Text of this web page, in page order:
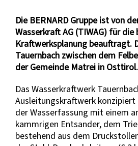
Die BERNARD Gruppe ist von
Wasserkraft AG (TIWAG) für die
Kraftwerksplanung beauftragt.
Tauernbach zwischen dem
der Gemeinde Matrei in Osttirol.
Das Wasserkraftwerk
Ausleitungskraftwerk konzipiert
der Wasserfassung mit einem
kammrigen Entsander, dem
bestehend aus dem